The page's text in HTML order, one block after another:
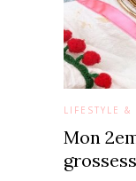
LIFESTYLE &
Mon